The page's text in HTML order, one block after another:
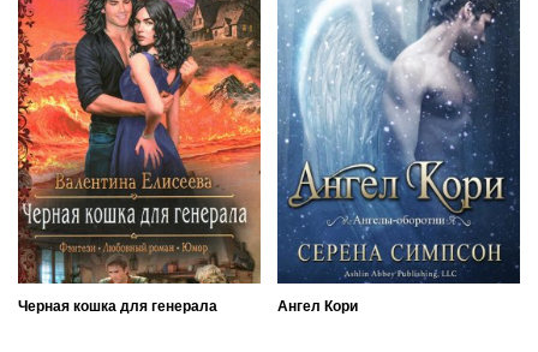
Черная кошка для генерала Ангел Кори